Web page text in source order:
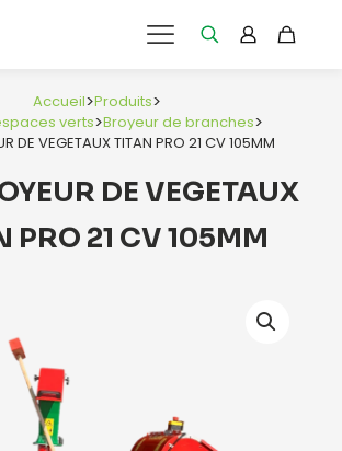
Accueil>Produits>
verts>Broyeur de branches>
DE VEGETAUX TITAN PRO 21 CV 105MM
DE VEGETAUX
PRO 21 CV 105MM